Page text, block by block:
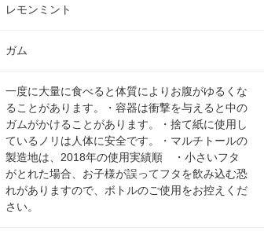
レモンミント
ガム
一度に大量に食べると体質によりお腹がゆるくな
ることがあります。・容器は衝撃を与えると中の
ガムがかけることがあります。・捨て紙に使用し
ているノリは人体に安全です。・マルチトールの
製造地は、2018年の使用実績順 ・小さいフタ
がとれた場合、お子様が誤ってフタを飲み込む恐
れがありますので、ボトルのご使用をお控えくだ
さい。